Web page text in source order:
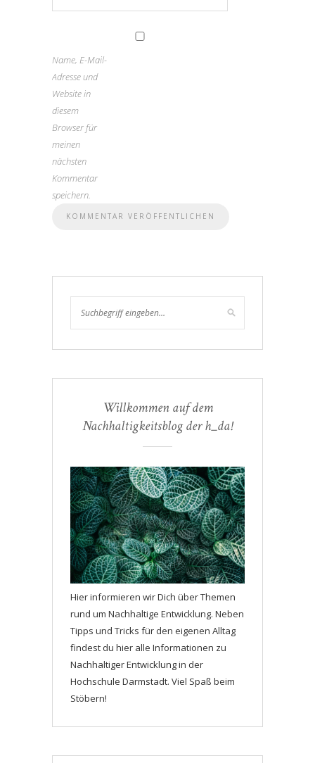
Name, E-Mail-
Adresse und
Website in
diesem
Browser für
meinen
nächsten
Kommentar
speichern.
Willkommen auf dem
Nachhaltigkeitsblog der h_da!
Hier informieren wir Dich über Themen
rund um Nachhaltige Entwicklung. Neben
Tipps und Tricks für den eigenen Alltag
findest du hier alle Informationen zu
Nachhaltiger Entwicklung in der
Hochschule Darmstadt. Viel Spaß beim
Stöbern!